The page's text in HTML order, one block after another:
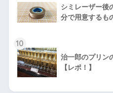
シミレーザー後
分で用意するも
10
治一郎のプリン
【レポ！】